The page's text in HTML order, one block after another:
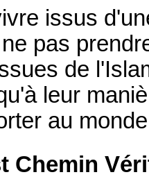
issus
pas
de
leur
au
Chemin